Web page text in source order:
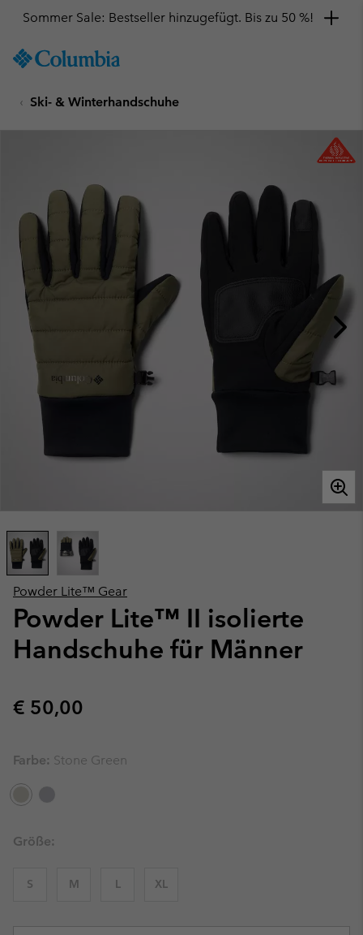
TO
SKIP
MAIN
TO
SEARCH
Sommer Sale: Bestseller hinzugefügt. Bis zu 50 %!
Ski- & Winterhandschuhe
Powder Lite™ Gear
Powder Lite™ II isolierte
Handschuhe für Männer
Regular price:
€ 50,00
Farbe: Stone Green
Größe:
S M L XL